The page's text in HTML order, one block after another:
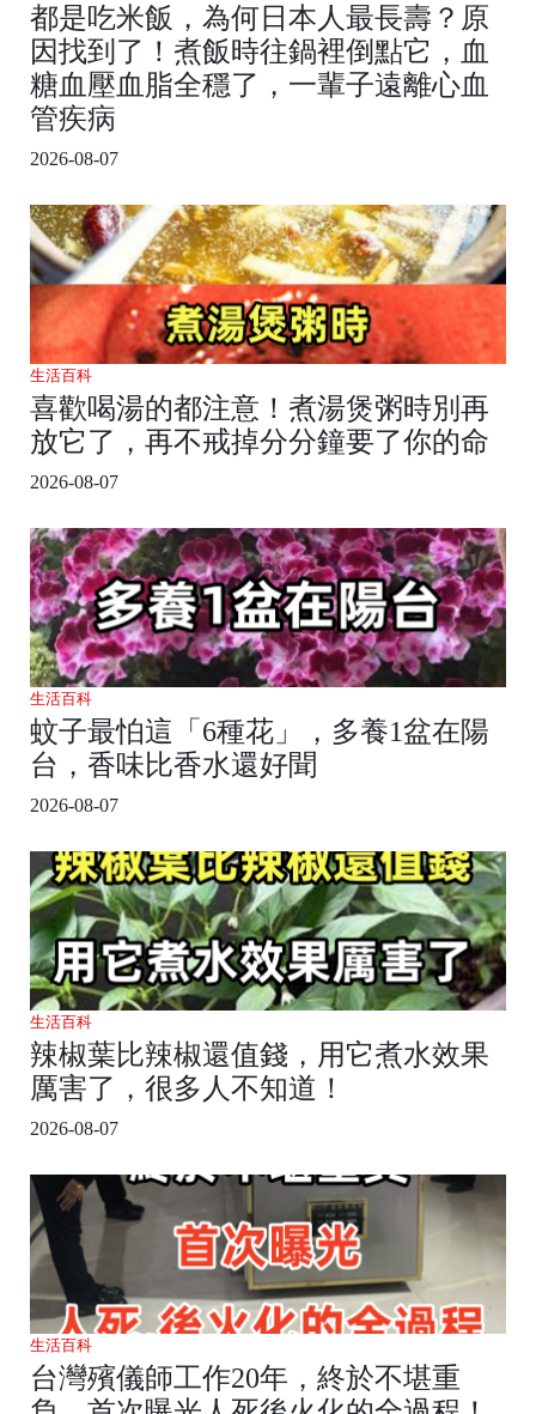
都是吃米飯，為何日本人最長壽？原
因找到了！煮飯時往鍋裡倒點它，血
糖血壓血脂全穩了，一輩子遠離心血
管疾病
2026-08-07
生活百科
喜歡喝湯的都注意！煮湯煲粥時別再
放它了，再不戒掉分分鐘要了你的命
2026-08-07
生活百科
蚊子最怕這「6種花」，多養1盆在陽
台，香味比香水還好聞
2026-08-07
生活百科
辣椒葉比辣椒還值錢，用它煮水效果
厲害了，很多人不知道！
2026-08-07
生活百科
台灣殯儀師工作20年，終於不堪重